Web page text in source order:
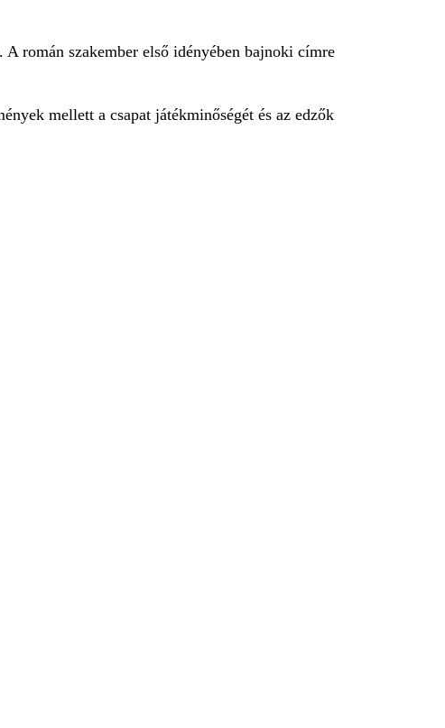
A román szakember első idényében bajnoki címre
mellett a csapat játékminőségét és az edzők